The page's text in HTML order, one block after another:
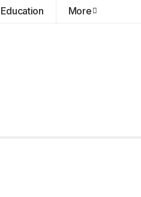
Education More